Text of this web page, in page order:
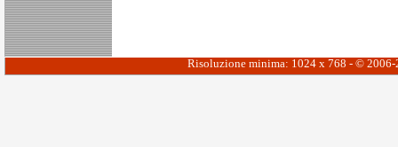
Risoluzione minima: 1024 x 768 - ©